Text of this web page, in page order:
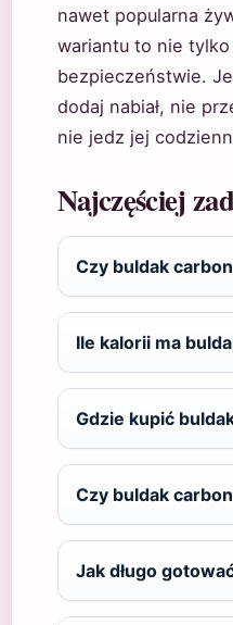
nawet popularna
wariantu to nie
bezpieczeństwie.
dodaj nabiał, nie
nie jedz jej
Najczęściej
Czy buldak
Ile kalorii ma
Gdzie kupić
Czy buldak
Jak długo